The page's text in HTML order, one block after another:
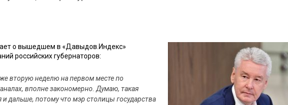
о вышедшем в «Давыдов.Индекс»
российских губернаторов:
вторую неделю на первом месте по
вполне закономерно. Думаю, такая
и дальше, потому что мэр столицы государства